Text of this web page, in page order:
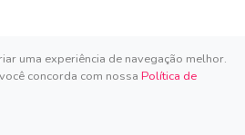
uma experiência de navegação melhor.
concorda com nossa Política de
Todos os direitos reservados.